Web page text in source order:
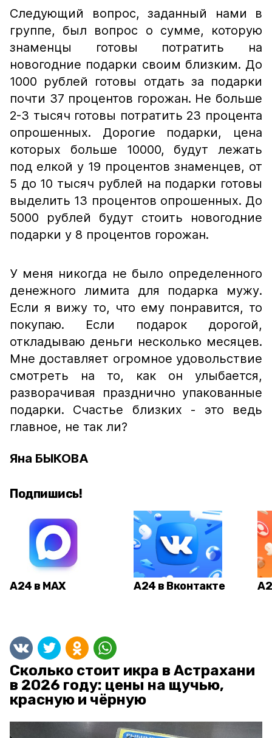
Следующий вопрос, заданный нами в
группе, был вопрос о сумме, которую
знаменцы готовы потратить на
новогодние подарки своим близким. До
1000 рублей готовы отдать за подарки
почти 37 процентов горожан. Не больше
2-3 тысяч готовы потратить 23 процента
опрошенных. Дорогие подарки, цена
которых больше 10000, будут лежать
под елкой у 19 процентов знаменцев, от
5 до 10 тысяч рублей на подарки готовы
выделить 13 процентов опрошенных. До
5000 рублей будут стоить новогодние
подарки у 8 процентов горожан.
У меня никогда не было определенного
денежного лимита для подарка мужу.
Если я вижу то, что ему понравится, то
покупаю. Если подарок дорогой,
откладываю деньги несколько месяцев.
Мне доставляет огромное удовольствие
смотреть на то, как он улыбается,
разворачивая празднично упакованные
подарки. Счастье близких - это ведь
главное, не так ли?
Яна БЫКОВА
Подпишись!
А24 в MAX А24 в Вконтакте
Сколько стоит икра в Астрахани
в 2026 году: цены на щучью,
красную и чёрную